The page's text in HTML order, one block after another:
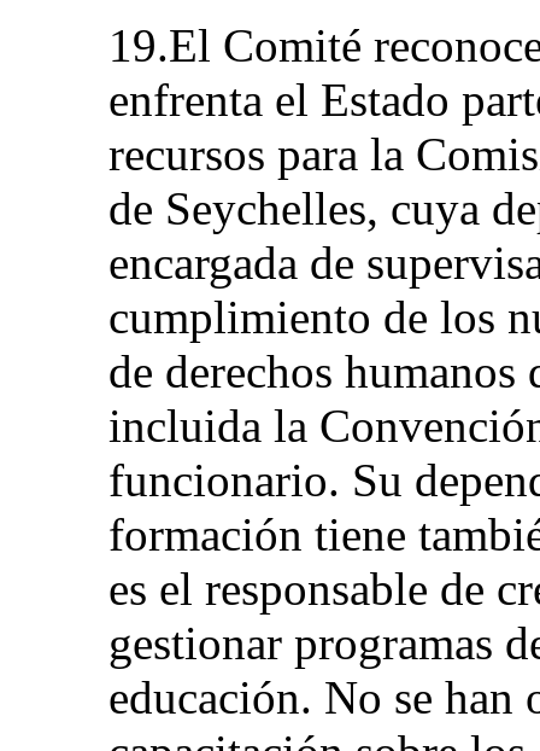
19.El Comité
enfrenta el Estado
recursos para la
de Seychelles, cuya
encargada de
cumplimiento de los
de derechos
incluida la
funcionario. Su
formación tiene
es el responsable de
gestionar programas
educación. No se han